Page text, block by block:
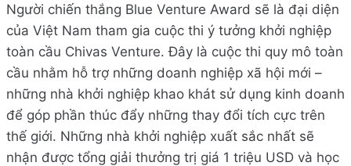
Người chiến thắng Blue Venture Award sẽ là đại diện
của Việt Nam tham gia cuộc thi ý tưởng khởi nghiệp
toàn cầu Chivas Venture. Đây là cuộc thi quy mô toàn
cầu nhằm hỗ trợ những doanh nghiệp xã hội mới –
những nhà khởi nghiệp khao khát sử dụng kinh doanh
để góp phần thúc đẩy những thay đổi tích cực trên
thế giới. Những nhà khởi nghiệp xuất sắc nhất sẽ
nhận được tổng giải thưởng trị giá 1 triệu USD và học